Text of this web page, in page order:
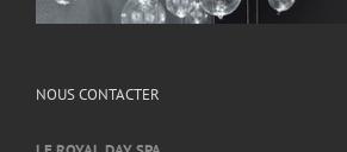
NOUS CONTACTER